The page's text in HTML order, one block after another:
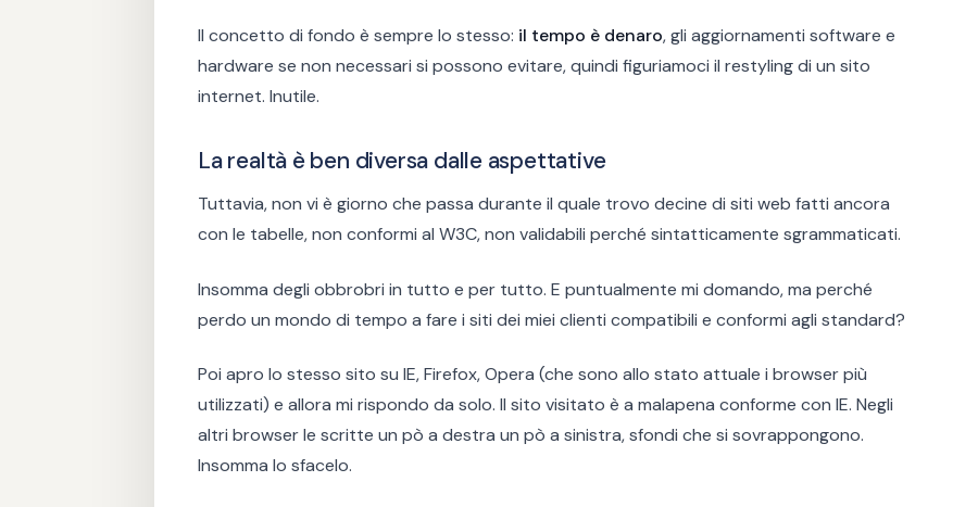
Il concetto di fondo è sempre lo stesso: il tempo è denaro, gli aggiornamenti software e
hardware se non necessari si possono evitare, quindi figuriamoci il restyling di un sito
internet. Inutile.
La realtà è ben diversa dalle aspettative
Tuttavia, non vi è giorno che passa durante il quale trovo decine di siti web fatti ancora
con le tabelle, non conformi al W3C, non validabili perché sintatticamente sgrammaticati.
Insomma degli obbrobri in tutto e per tutto. E puntualmente mi domando, ma perché
perdo un mondo di tempo a fare i siti dei miei clienti compatibili e conformi agli standard?
Poi apro lo stesso sito su IE, Firefox, Opera (che sono allo stato attuale i browser più
utilizzati) e allora mi rispondo da solo. Il sito visitato è a malapena conforme con IE. Negli
altri browser le scritte un pò a destra un pò a sinistra, sfondi che si sovrappongono.
Insomma lo sfacelo.